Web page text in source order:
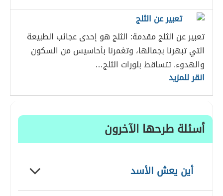
تعبير عن الثلج
تعبير عن الثلج مقدمة: الثلج هو إحدى عجائب الطبيعة
التي تبهرنا بجمالها، وتغمرنا بأحاسيس من السكون
والهدوء. تتساقط بلورات الثلج…
انقر للمزيد
أسئلة طرحها الآخرون
أين يعش الأسد